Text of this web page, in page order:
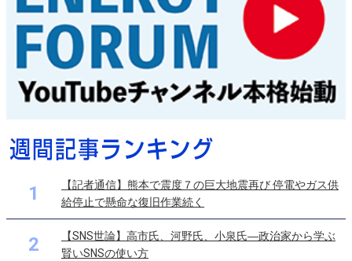
1
【記者通信】熊本で震度７の巨大地震再び 停電やガス供
給停止で懸命な復旧作業続く
2
【SNS世論】高市氏、河野氏、小泉氏―政治家から学ぶ
賢いSNSの使い方